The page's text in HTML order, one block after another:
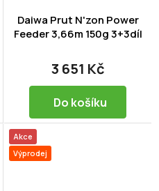
Daiwa Prut N'zon Power
Feeder 3,66m 150g 3+3díl
3 651 Kč
Do košíku
Akce
Výprodej